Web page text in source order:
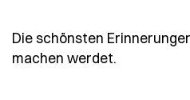
Die schönsten
machen werdet.